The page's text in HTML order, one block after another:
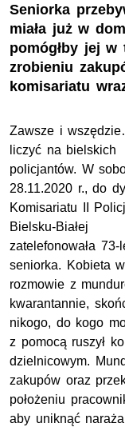
Seniorka
miała już w
pomógłby jej
zrobieniu
komisariatu
Zawsze i
liczyć na bielskich
policjantów. W
28.11.2020 r., do
Komisariatu II
Bielsku-Białej
zatelefonowała 73-
seniorka. Kobieta w
rozmowie z
kwarantannie,
nikogo, do kogo
z pomocą ruszył
dzielnicowym.
zakupów oraz
położeniu
aby uniknąć